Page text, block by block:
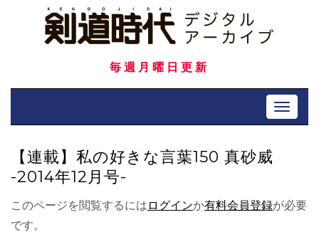
毎週月曜日更新
Toggle
【連載】私の好きな言葉150 真砂威
-2014年12月号-
このページを閲覧するには ログインか有料会員登録が必要
です。